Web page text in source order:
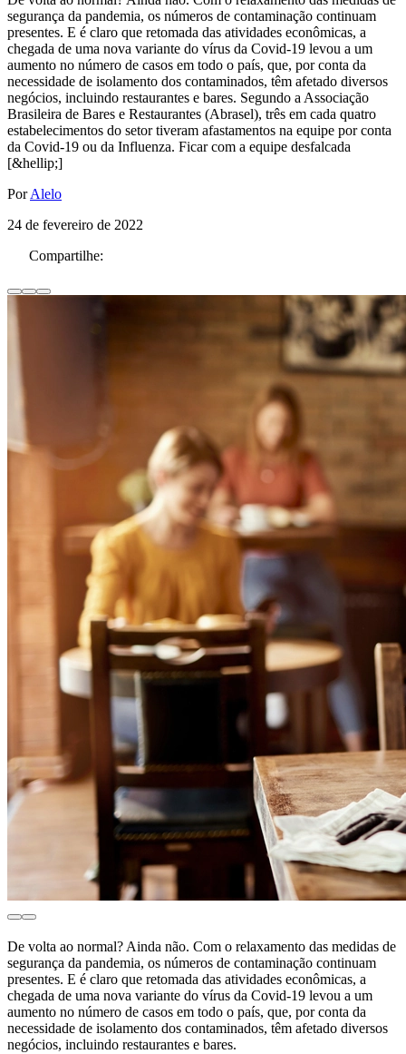
segurança da pandemia, os números de contaminação continuam
presentes. E é claro que retomada das atividades econômicas, a
chegada de uma nova variante do vírus da Covid-19 levou a um
aumento no número de casos em todo o país, que, por conta da
necessidade de isolamento dos contaminados, têm afetado diversos
negócios, incluindo restaurantes e bares. Segundo a Associação
Brasileira de Bares e Restaurantes (Abrasel), três em cada quatro
estabelecimentos do setor tiveram afastamentos na equipe por conta
da Covid-19 ou da Influenza. Ficar com a equipe desfalcada
[&hellip;]
PorAlelo
24 de fevereiro de 2022
Compartilhe:
De volta ao normal? Ainda não. Com o relaxamento das medidas de
segurança da pandemia, os números de contaminação continuam
presentes. E é claro que retomada das atividades econômicas, a
chegada de uma nova variante do vírus da Covid-19 levou a um
aumento no número de casos em todo o país, que, por conta da
necessidade de isolamento dos contaminados, têm afetado diversos
negócios, incluindo restaurantes e bares.